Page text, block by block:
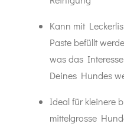
Kann mit
Paste befüllt
was das Interesse
Deines Hundes
Ideal für kleinere
mittelgrosse